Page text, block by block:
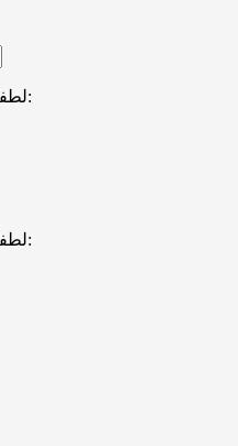
لطفا پاسخ را به عدد انگلیسی وارد کنید:
لطفا پاسخ را به عدد انگلیسی وارد کنید: